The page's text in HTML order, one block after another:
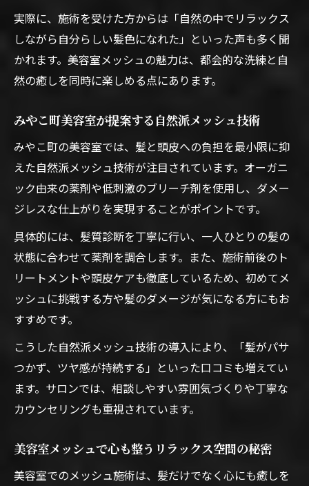
メッシュ施術で得られる立体感とツヤの秘密
美容室メッシュで際立つ立体感とツヤの効
果に注目
美容室メッシュ施術で生まれる自然な光沢
みやこ町美容室のメッシュが叶えるツヤ髪
スタイル
美容室メッシュで立体感をアップさせるテ
クニック
美容室メッシュで得る上質なツヤ髪の仕上
がり体験
丁寧なカウンセリングで叶うメッシュの魅力
美容室メッシュに最適なカウンセリングの
重要性
美容室メッシュ施術前の丁寧な相談が生む
安心感
みやこ町美容室のカウンセリングで理想の
メッシュ
美容室メッシュで叶うオーダーメイド施術
美容室メッシュの相談で信頼関係を築くポ
イント
実際に、施術を受けた方からは「自然の中でリラックス
しながら自分らしい髪色になれた」といった声も多く聞
かれます。美容室メッシュの魅力は、都会的な洗練と自
然の癒しを同時に楽しめる点にあります。
みやこ町美容室が提案する自然派メッシュ技術
みやこ町の美容室では、髪と頭皮への負担を最小限に抑
えた自然派メッシュ技術が注目されています。オーガニ
ック由来の薬剤や低刺激のブリーチ剤を使用し、ダメー
ジレスな仕上がりを実現することがポイントです。
具体的には、髪質診断を丁寧に行い、一人ひとりの髪の
状態に合わせて薬剤を調合します。また、施術前後のト
リートメントや頭皮ケアも徹底しているため、初めてメ
ッシュに挑戦する方や髪のダメージが気になる方にもお
すすめです。
こうした自然派メッシュ技術の導入により、「髪がパサ
つかず、ツヤ感が持続する」といった口コミも増えてい
ます。サロンでは、相談しやすい雰囲気づくりや丁寧な
カウンセリングも重視されています。
美容室メッシュで心も整うリラックス空間の秘密
美容室でのメッシュ施術は、髪だけでなく心にも癒しを